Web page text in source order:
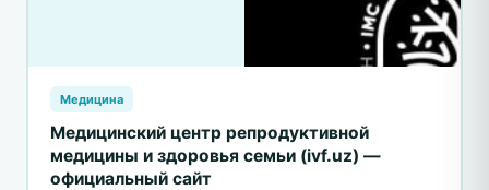
Медицина
Медицинский центр репродуктивной
медицины и здоровья семьи (ivf.uz) —
официальный сайт